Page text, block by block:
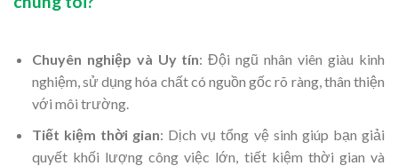
Chuyên nghiệp và Uy tín: Đội ngũ nhân viên giàu kinh
nghiệm, sử dụng hóa chất có nguồn gốc rõ ràng, thân thiện
với môi trường.
Tiết kiệm thời gian: Dịch vụ tổng vệ sinh giúp bạn giải
quyết khối lượng công việc lớn, tiết kiệm thời gian và